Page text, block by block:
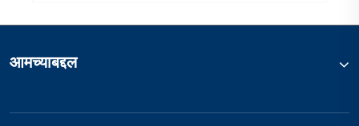
आमच्याबद्दल